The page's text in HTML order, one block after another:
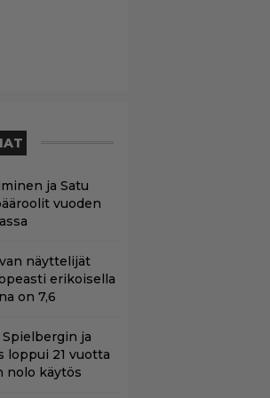
ja Satu
vuoden
näyttelijät
erikoisella
on 7,6
Spielbergin ja
loppui 21 vuotta
nolo käytös